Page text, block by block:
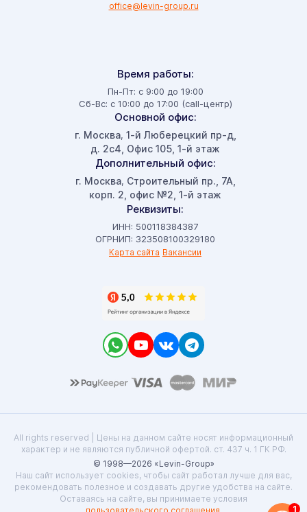
Время работы:
Пн-Пт: с 9:00 до 19:00
Сб-Вс: с 10:00 до 17:00 (call-центр)
Основной офис:
г. Москва, 1-й Люберецкий пр-д,
д. 2с4, Офис 105, 1-й этаж
Дополнительный офис:
г. Москва, Строительный пр., 7А,
корп. 2, офис №2, 1-й этаж
Реквизиты:
ИНН: 500118384387
ОГРНИП: 323508100329180
Карта сайта Вакансии
office@levin-group.ru
All rights reserved | Цены на данном сайте носят информационный
характер и не являются публичной офертой. ст. 437 ч. 1 ГК РФ.
© 1998—2026 «Levin-Group»
Наш сайт использует cookies, чтобы сайт работал лучше для вас,
рекомендовать полезное и создавать другие удобства на сайте.
Оставаясь на сайте, вы принимаете условия
1